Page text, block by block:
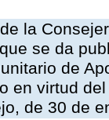
la
se da
de
en virtud
de 30 de